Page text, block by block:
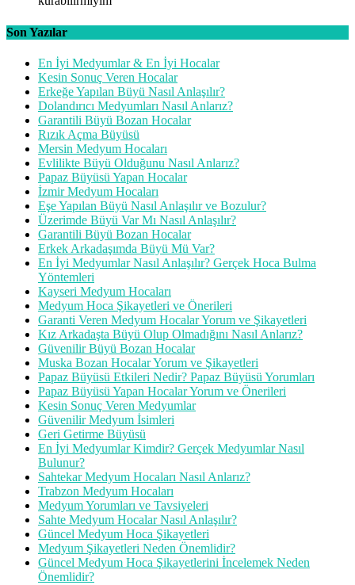
Son Yazılar
En İyi Medyumlar & En İyi Hocalar
Kesin Sonuç Veren Hocalar
Erkeğe Yapılan Büyü Nasıl Anlaşılır?
Dolandırıcı Medyumları Nasıl Anlarız?
Garantili Büyü Bozan Hocalar
Rızık Açma Büyüsü
Mersin Medyum Hocaları
Evlilikte Büyü Olduğunu Nasıl Anlarız?
Papaz Büyüsü Yapan Hocalar
İzmir Medyum Hocaları
Eşe Yapılan Büyü Nasıl Anlaşılır ve Bozulur?
Üzerimde Büyü Var Mı Nasıl Anlaşılır?
Garantili Büyü Bozan Hocalar
Erkek Arkadaşımda Büyü Mü Var?
En İyi Medyumlar Nasıl Anlaşılır? Gerçek Hoca Bulma
Yöntemleri
Kayseri Medyum Hocaları
Medyum Hoca Şikayetleri ve Önerileri
Garanti Veren Medyum Hocalar Yorum ve Şikayetleri
Kız Arkadaşta Büyü Olup Olmadığını Nasıl Anlarız?
Güvenilir Büyü Bozan Hocalar
Muska Bozan Hocalar Yorum ve Şikayetleri
Papaz Büyüsü Etkileri Nedir? Papaz Büyüsü Yorumları
Papaz Büyüsü Yapan Hocalar Yorum ve Önerileri
Kesin Sonuç Veren Medyumlar
Güvenilir Medyum İsimleri
Geri Getirme Büyüsü
En İyi Medyumlar Kimdir? Gerçek Medyumlar Nasıl
Bulunur?
Sahtekar Medyum Hocaları Nasıl Anlarız?
Trabzon Medyum Hocaları
Medyum Yorumları ve Tavsiyeleri
Sahte Medyum Hocalar Nasıl Anlaşılır?
Güncel Medyum Hoca Şikayetleri
Medyum Şikayetleri Neden Önemlidir?
Güncel Medyum Hoca Şikayetlerini İncelemek Neden
Önemlidir?